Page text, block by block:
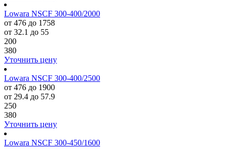
Lowara NSCF 300-400/2000
от 476 до 1758
от 32.1 до 55
200
380
Уточнить цену
Lowara NSCF 300-400/2500
от 476 до 1900
от 29.4 до 57.9
250
380
Уточнить цену
Lowara NSCF 300-450/1600